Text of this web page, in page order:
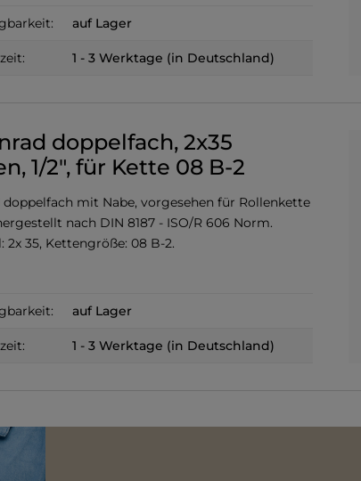
auf Lager
1 - 3 Werktage (in Deutschland)
doppelfach, 2x35
1/2", für Kette 08 B-2
doppelfach mit Nabe, vorgesehen für Rollenkette
nach DIN 8187 - ISO/R 606 Norm.
2x 35, Kettengröße: 08 B-2.
auf Lager
1 - 3 Werktage (in Deutschland)